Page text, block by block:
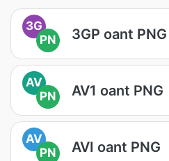
3G
PN
3GP oant PNG
AV
PN
AV1 oant PNG
AV
PN
AVI oant PNG